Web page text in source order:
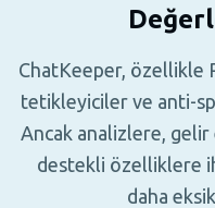
ChatKeeper, özellikle
tetikleyiciler ve anti-
Ancak analizlere,
destekli özelliklere
daha